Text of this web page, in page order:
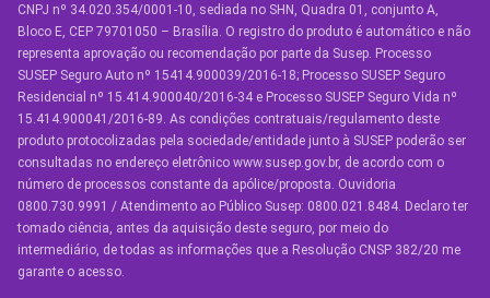
Seguro Auto para Terceiros
Seguro por Marcas de Carro
Seguro Residencial
Seguro de Vida
Manual de Assistências
Condições Gerais
CNPJ nº 34.020.354/0001-10, sediada no SHN, Quadra 01, conjunto A,
Bloco E, CEP 79701050 – Brasília. O registro do produto é automático e não
representa aprovação ou recomendação por parte da Susep. Processo
SUSEP Seguro Auto nº 15414.900039/2016-18; Processo SUSEP Seguro
Residencial nº 15.414.900040/2016-34 e Processo SUSEP Seguro Vida nº
15.414.900041/2016-89. As condições contratuais/regulamento deste
produto protocolizadas pela sociedade/entidade junto à SUSEP poderão ser
consultadas no endereço eletrônico www.susep.gov.br, de acordo com o
número de processos constante da apólice/proposta. Ouvidoria
0800.730.9991 / Atendimento ao Público Susep: 0800.021.8484. Declaro ter
tomado ciência, antes da aquisição deste seguro, por meio do
intermediário, de todas as informações que a Resolução CNSP 382/20 me
garante o acesso.